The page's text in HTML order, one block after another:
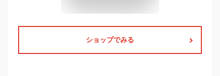
ショップでみる